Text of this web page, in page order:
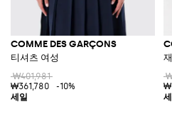
COMME DES GARÇONS
티셔츠 여성
₩401,981
₩361,780
-10%